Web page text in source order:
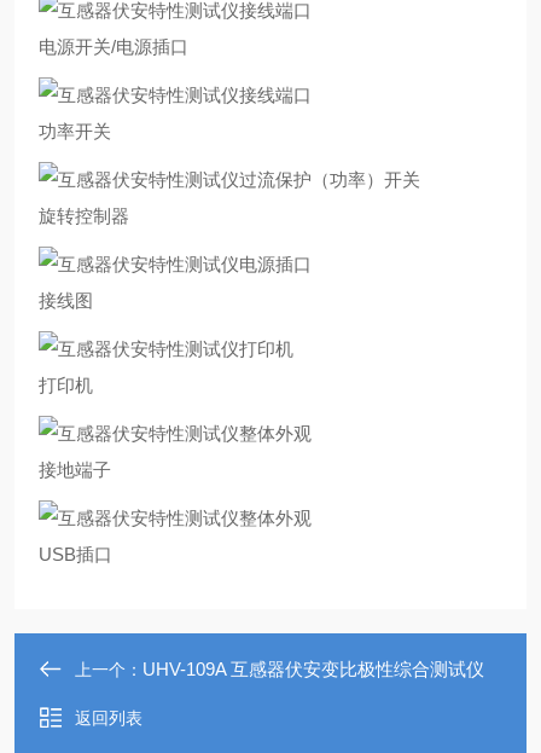
电源开关/电源插口
功率开关
旋转控制器
接线图
打印机
接地端子
USB插口
上一个： UHV-109A 互感器伏安变比极性综合测试仪
返回列表